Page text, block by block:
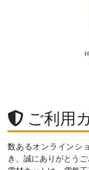
ご利用
数あるオンラインシ
き、誠にありがとうご